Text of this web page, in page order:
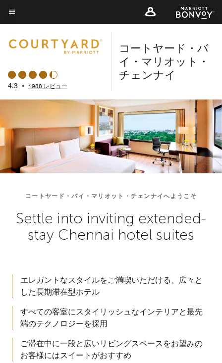
Skip
to
content
メニューのテキスト
4.3 • 1988 レビュー
コートヤード・バ
イ・マリオット・
チェンナイ
コートヤード・バイ・マリオット・チェンナイへようこそ
Settle into inviting extended-
stay Chennai hotel suites
エレガントなスタイルをご満喫いただける、広々と
した長期滞在型ホテル
すべての客室にスタイリッシュなインテリアと最先
端のテクノロジーを採用
ご滞在中に一段と広いリビングスペースをお望みの
お客様にはスイートがおすすめ